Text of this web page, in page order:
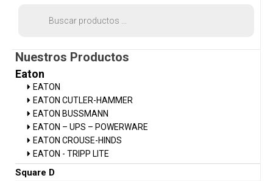
Nuestros Productos
Eaton
EATON
EATON CUTLER-HAMMER
EATON BUSSMANN
EATON – UPS – POWERWARE
EATON CROUSE-HINDS
EATON - TRIPP LITE
Square D